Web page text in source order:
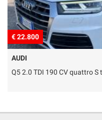
€ 22.800
AUDI
Q5 2.0 TDI 190 CV quattro S